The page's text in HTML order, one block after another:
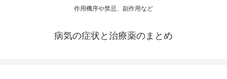
作用機序や禁忌、副作用など
病気の症状と治療薬のまとめ